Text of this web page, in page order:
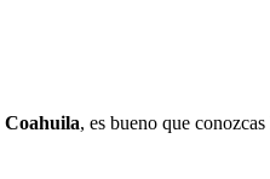
Coahuila, es bueno que